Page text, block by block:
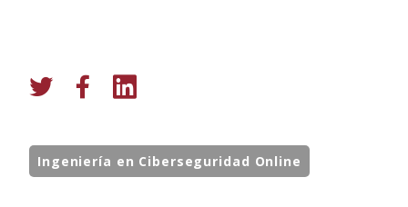
Ingeniería en Ciberseguridad Online